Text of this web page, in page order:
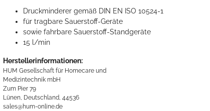
Druckminderer gemäß DIN EN ISO 10524-1
für tragbare Sauerstoff-Geräte
sowie fahrbare Sauerstoff-Standgeräte
15 l/min
Herstellerinformationen:
HUM Gesellschaft für Homecare und
Medizintechnik mbH
Zum Pier 79
Lünen, Deutschland, 44536
sales@hum-online.de